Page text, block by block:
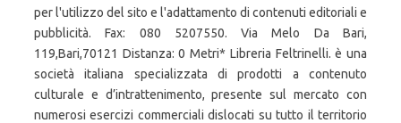
per l'utilizzo del sito e l'adattamento di contenuti editoriali e
pubblicità. Fax: 080 5207550. Via Melo Da Bari,
119,Bari,70121 Distanza: 0 Metri* Libreria Feltrinelli. è una
società italiana specializzata di prodotti a contenuto
culturale e d’intrattenimento, presente sul mercato con
numerosi esercizi commerciali dislocati su tutto il territorio